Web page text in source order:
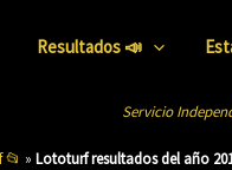
Resultados 📣
Servicio
📂 » Lototurf resultados del año